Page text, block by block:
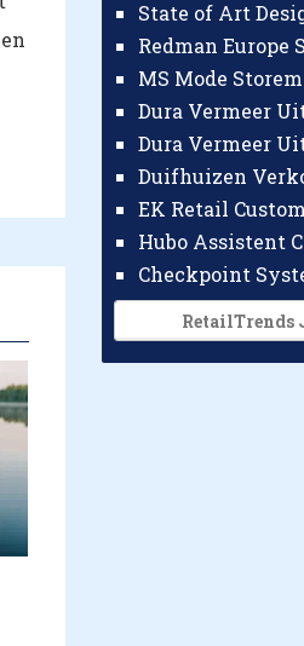
State of Art
MS Mode
RetailTrends